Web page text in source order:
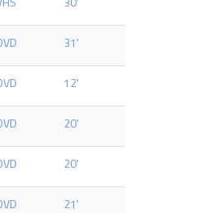
31'
12'
20'
20'
21'